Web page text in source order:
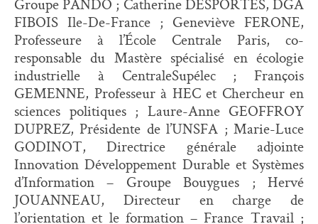
Groupe PANDO ; Catherine DESPORTES, DGA
FIBOIS Ile-De-France ; Geneviève FERONE,
Professeure à l’École Centrale Paris, co-
responsable du Mastère spécialisé en écologie
industrielle à CentraleSupélec ; François
GEMENNE, Professeur à HEC et Chercheur en
sciences politiques ; Laure-Anne GEOFFROY
DUPREZ, Présidente de l’UNSFA ; Marie-Luce
GODINOT, Directrice générale adjointe
Innovation Développement Durable et Systèmes
d’Information – Groupe Bouygues ; Hervé
JOUANNEAU, Directeur en charge de
l’orientation et le formation – France Travail ;